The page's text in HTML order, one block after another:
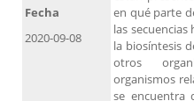
en qué parte
las
la biosíntesis
otros
organismos
se encuentra
Fecha
2020-09-08